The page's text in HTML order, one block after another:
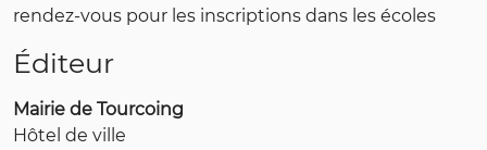
rendez-vous pour les inscriptions dans les écoles
Éditeur
Mairie de Tourcoing
Hôtel de ville